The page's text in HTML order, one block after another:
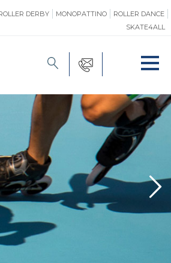
DERBY MONOPATTINO
ROLLER DANCE
SKATE4ALL
FORMAZIONE
PROMOZIONE
SAFEGUARDING